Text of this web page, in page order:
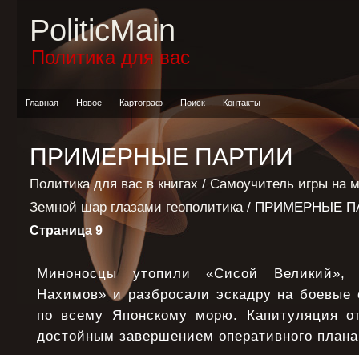
PoliticMain
Политика для вас
Главная Новое Картограф Поиск Контакты
ПРИМЕРНЫЕ ПАРТИИ
Политика для вас в книгах / Самоучитель игры на
Земной шар глазами геополитика/ ПРИМЕРНЫЕ
Страница 9
Миноносцы утопили «Сисой Великий»,
Нахимов» и разбросали эскадру на боевые
по всему Японскому морю. Капитуляция
достойным завершением оперативного